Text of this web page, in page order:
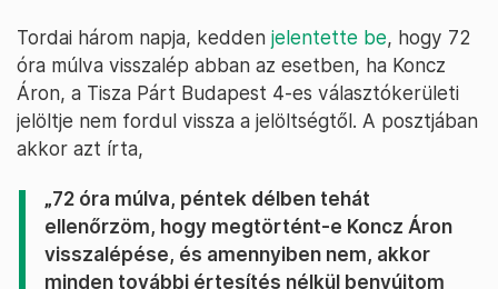
Tordai három napja, kedden jelentette be, hogy 72
óra múlva visszalép abban az esetben, ha Koncz
Áron, a Tisza Párt Budapest 4-es választókerületi
jelöltje nem fordul vissza a jelöltségtől. A posztjában
akkor azt írta,
„72 óra múlva, péntek délben tehát
ellenőrzöm, hogy megtörtént-e Koncz Áron
visszalépése, és amennyiben nem, akkor
minden további értesítés nélkül benyújtom